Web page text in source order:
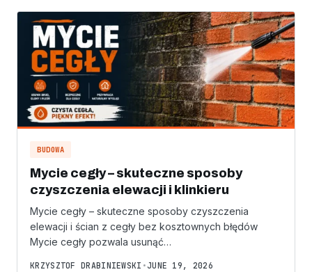
BUDOWA
Mycie cegły – skuteczne sposoby
czyszczenia elewacji i klinkieru
Mycie cegły – skuteczne sposoby czyszczenia
elewacji i ścian z cegły bez kosztownych błędów
Mycie cegły pozwala usunąć…
KRZYSZTOF DRABINIEWSKI • JUNE 19, 2026